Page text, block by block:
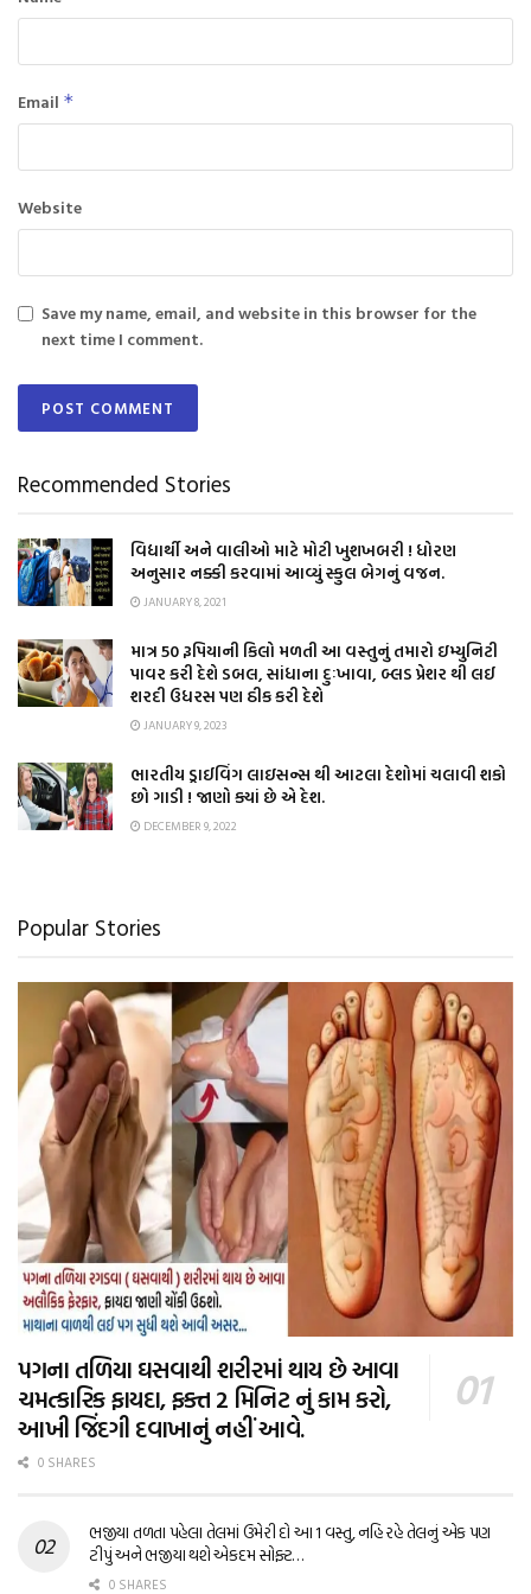
Email *
Website
Save my name, email, and website in this browser for the
next time I comment.
Recommended Stories
વિદ્યાર્થી અને વાલીઓ માટે મોટી ખુશખબરી ! ધોરણ
અનુસાર નક્કી કરવામાં આવ્યું સ્કુલ બેગનું વજન.
JANUARY 8, 2021
માત્ર 50 રૂપિયાની કિલો મળતી આ વસ્તુનું તમારો ઇમ્યુનિટી
પાવર કરી દેશે ડબલ, સાંધાના દુઃખાવા, બ્લડ પ્રેશર થી લઈ
શરદી ઉધરસ પણ ઠીક કરી દેશે
JANUARY 9, 2023
ભારતીય ડ્રાઈવિંગ લાઇસન્સ થી આટલા દેશોમાં ચલાવી શકો
છો ગાડી ! જાણો ક્યાં છે એ દેશ.
DECEMBER 9, 2022
Popular Stories
પગના તળિયા ઘસવાથી શરીરમાં થાય છે આવા
ચમત્કારિક ફાયદા, ફક્ત 2 મિનિટ નું કામ કરો,
આખી જિંદગી દવાખાનું નહીં આવે.
0 SHARES
ભજીયા તળતા પહેલા તેલમાં ઉમેરી દો આ 1 વસ્તુ, નહિ રહે તેલનું એક પણ
ટીપું અને ભજીયા થશે એકદમ સોફ્ટ…
0 SHARES